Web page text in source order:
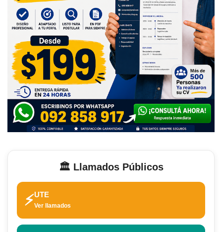
🏛️ Llamados Públicos
⚡UTE
Ver llamados